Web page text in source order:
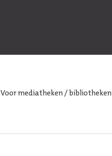
Voor mediatheken / bibliotheken